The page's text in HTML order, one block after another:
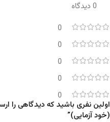
0 دیدگاه
0
0
0
0
0
اولین نفری باشید که دیدگاهی را
(خود آزمایی)”